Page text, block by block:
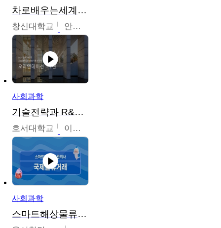
차로배우는세계문화
창신대학교 안소영
사회과학
기술전략과 R&D기획
호서대학교 이원희
사회과학
스마트해상물류관리사 교육과정